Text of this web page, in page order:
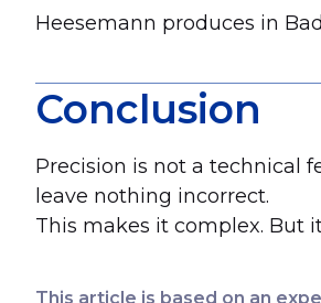
Heesemann produces in
Conclusion
Precision is not a technical
leave nothing incorrect.
This makes it complex. But
This article is based on an